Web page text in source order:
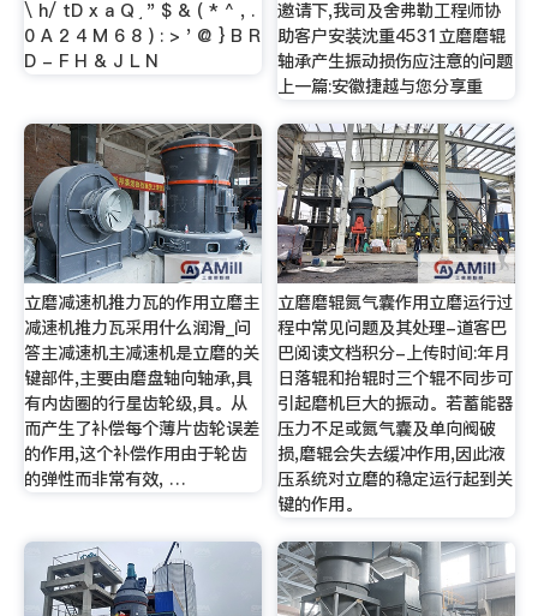
\ h/ tD x a Q ֣ " $ & ( * ^ , .
0 A 2 4 M 6 8 ) : > ' @ } B R
D - F H & J L N
邀请下,我司及舍弗勒工程师协
助客户安装沈重4531立磨磨辊
轴承产生振动损伤应注意的问题
上一篇:安徽捷越与您分享重
立磨减速机推力瓦的作用立磨主
减速机推力瓦采用什么润滑_问
答主减速机主减速机是立磨的关
键部件,主要由磨盘轴向轴承,具
有内齿圈的行星齿轮级,具。从
而产生了补偿每个薄片齿轮误差
的作用,这个补偿作用由于轮齿
的弹性而非常有效, …
立磨磨辊氮气囊作用立磨运行过
程中常见问题及其处理-道客巴
巴阅读文档积分-上传时间:年月
日落辊和抬辊时三个辊不同步可
引起磨机巨大的振动。若蓄能器
压力不足或氮气囊及单向阀破
损,磨辊会失去缓冲作用,因此液
压系统对立磨的稳定运行起到关
键的作用。